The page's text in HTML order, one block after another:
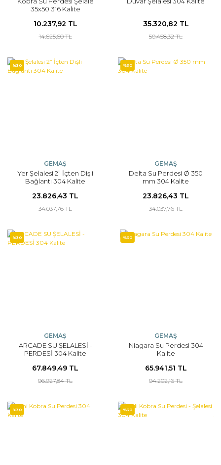
35x50 316 Kalite
10.237,92 TL
14.625,60 TL
35.320,82 TL
50.458,32 TL
%30
GEMAŞ
Yer Şelalesi 2” İçten Dişli
Bağlantı 304 Kalite
23.826,43 TL
34.037,76 TL
%30
GEMAŞ
Delta Su Perdesi Ø 350
mm 304 Kalite
23.826,43 TL
34.037,76 TL
%30
GEMAŞ
ARCADE SU ŞELALESİ -
PERDESİ 304 Kalite
67.849,49 TL
96.927,84 TL
%30
GEMAŞ
Niagara Su Perdesi 304
Kalite
65.941,51 TL
94.202,16 TL
%30 %30